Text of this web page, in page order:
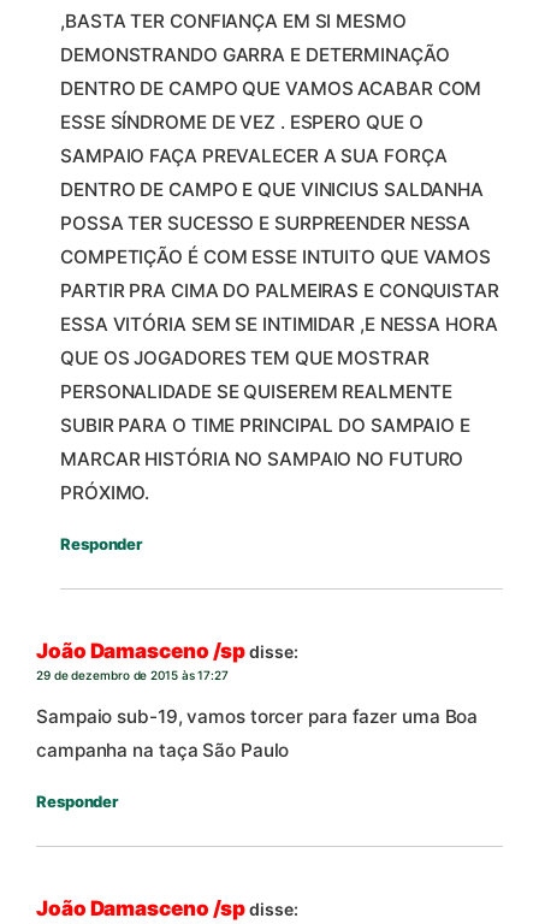
,BASTA TER CONFIANÇA EM SI MESMO
DEMONSTRANDO GARRA E DETERMINAÇÃO
DENTRO DE CAMPO QUE VAMOS ACABAR COM
ESSE SÍNDROME DE VEZ . ESPERO QUE O
SAMPAIO FAÇA PREVALECER A SUA FORÇA
DENTRO DE CAMPO E QUE VINICIUS SALDANHA
POSSA TER SUCESSO E SURPREENDER NESSA
COMPETIÇÃO É COM ESSE INTUITO QUE VAMOS
PARTIR PRA CIMA DO PALMEIRAS E CONQUISTAR
ESSA VITÓRIA SEM SE INTIMIDAR ,E NESSA HORA
QUE OS JOGADORES TEM QUE MOSTRAR
PERSONALIDADE SE QUISEREM REALMENTE
SUBIR PARA O TIME PRINCIPAL DO SAMPAIO E
MARCAR HISTÓRIA NO SAMPAIO NO FUTURO
PRÓXIMO.
Responder
João Damasceno /spdisse:
29 de dezembro de 2015 às 17:27
Sampaio sub-19, vamos torcer para fazer uma Boa
campanha na taça São Paulo
Responder
João Damasceno /spdisse: